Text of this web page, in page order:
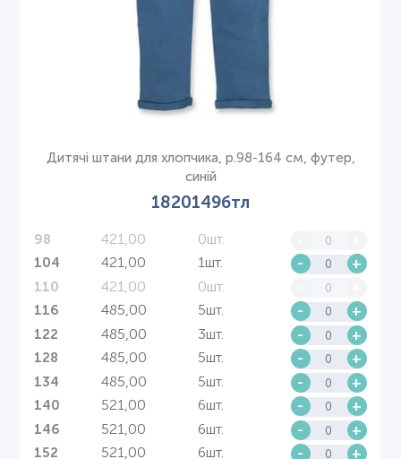
Дитячі штани для хлопчика, р.98-164 см, футер,
синій
1820149бтл
98 421,00 0шт.
104 421,00 1шт. - +
110 421,00 0шт.
116 485,00 5шт. - +
122 485,00 3шт. - +
128 485,00 5шт. - +
134 485,00 5шт. - +
140 521,00 6шт. - +
146 521,00 6шт. - +
152 521,00 6шт. - +